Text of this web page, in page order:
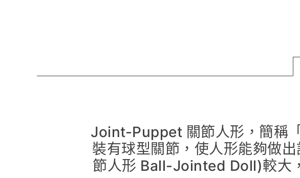
Joint-Puppet 關節人形，簡稱
裝有球型關節，使人形能夠做
節人形 Ball-Jointed Doll)較大